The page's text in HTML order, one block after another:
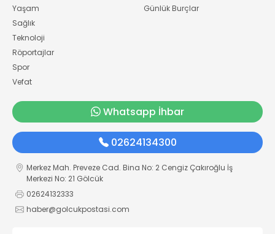
Yaşam
Sağlık
Teknoloji
Röportajlar
Spor
Vefat
Günlük Burçlar
Whatsapp İhbar
02624134300
Merkez Mah. Preveze Cad. Bina No: 2 Cengiz Çakıroğlu İş
Merkezi No: 21 Gölcük
02624132333
haber@golcukpostasi.com